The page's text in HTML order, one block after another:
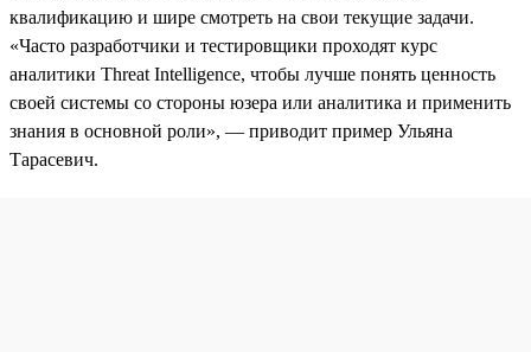
квалификацию и шире смотреть на свои текущие задачи.
«Часто разработчики и тестировщики проходят курс
аналитики Threat Intelligence, чтобы лучше понять ценность
своей системы со стороны юзера или аналитика и применить
знания в основной роли», — приводит пример Ульяна
Тарасевич.